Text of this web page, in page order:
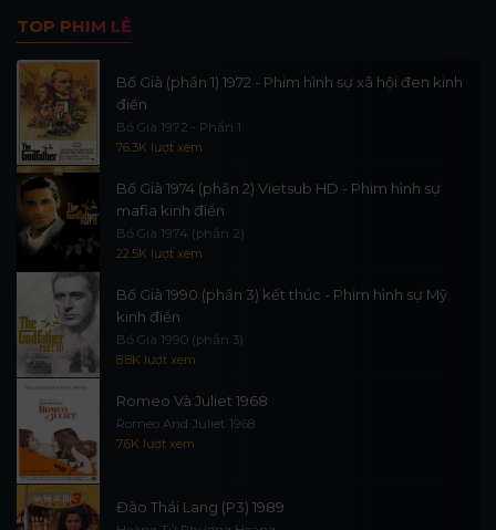
TOP PHIM LẺ
Bố Già (phần 1) 1972 - Phim hình sự xã hội đen kinh
điển
Bố Già 1972 - Phần 1
76.3K lượt xem
Bố Già 1974 (phần 2) Vietsub HD - Phim hình sự
mafia kinh điển
Bố Già 1974 (phần 2)
22.5K lượt xem
Bố Già 1990 (phần 3) kết thúc - Phim hình sự Mỹ
kinh điển
Bố Già 1990 (phần 3)
8.8K lượt xem
Romeo Và Juliet 1968
Romeo And Juliet 1968
7.6K lượt xem
Đào Thái Lang (P3) 1989